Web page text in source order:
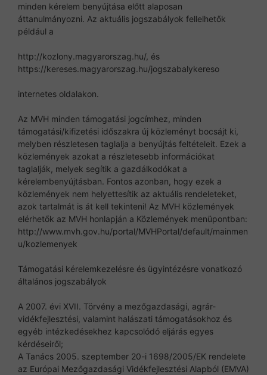
minden kérelem benyújtása előtt alaposan
áttanulmányozni. Az aktuális jogszabályok fellelhetők
például a
http://kozlony.magyarorszag.hu/, és
https://kereses.magyarorszag.hu/jogszabalykereso
internetes oldalakon.
Az MVH minden támogatási jogcímhez, minden
támogatási/kifizetési időszakra új közleményt bocsájt ki,
melyben részletesen taglalja a benyújtás feltételeit. Ezek a
közlemények azokat a részletesebb információkat
taglalják, melyek segítik a gazdálkodókat a
kérelembenyújtásban. Fontos azonban, hogy ezek a
közlemények nem helyettesítik az aktuális rendeleteket,
azok tartalmát is át kell tekinteni! Az MVH közlemények
elérhetők az MVH honlapján a Közlemények menüpontban:
http://www.mvh.gov.hu/portal/MVHPortal/default/mainmen
u/kozlemenyek
Támogatási kérelemkezelésre és ügyintézésre vonatkozó
általános jogszabályok
A 2007. évi XVII. Törvény a mezőgazdasági, agrár-
vidékfejlesztési, valamint halászati támogatásokhoz és
egyéb intézkedésekhez kapcsolódó eljárás egyes
kérdéseiről;
A Tanács 2005. szeptember 20-i 1698/2005/EK rendelete
az Európai Mezőgazdasági Vidékfejlesztési Alapból (EMVA)